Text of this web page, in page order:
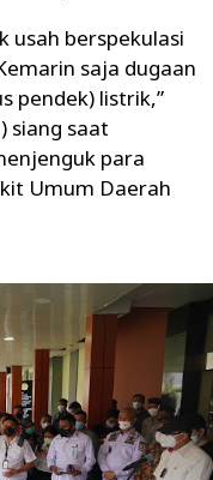
usah berspekulasi
saja dugaan
pendek) listrik,”
siang saat
para
Umum Daerah